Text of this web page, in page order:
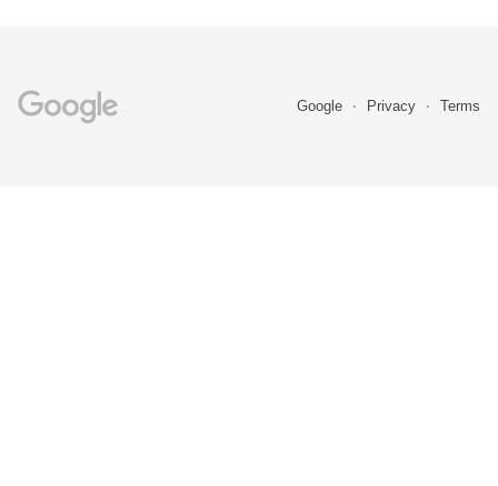
Google Privacy Terms